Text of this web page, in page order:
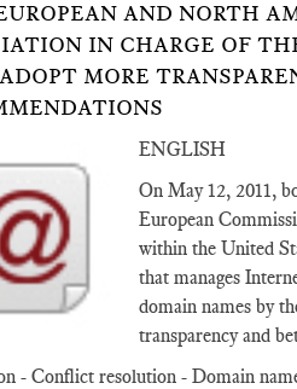
AND NORTH
IN CHARGE OF
MORE
ENGLISH
On May 12, 2011,
European
within the United
that manages
domain names by
transparency and
- Conflict resolution - Domain